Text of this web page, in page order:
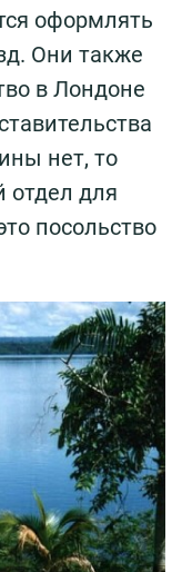
оформлять
Они также
в Лондоне
нет, то
отдел для
посольство